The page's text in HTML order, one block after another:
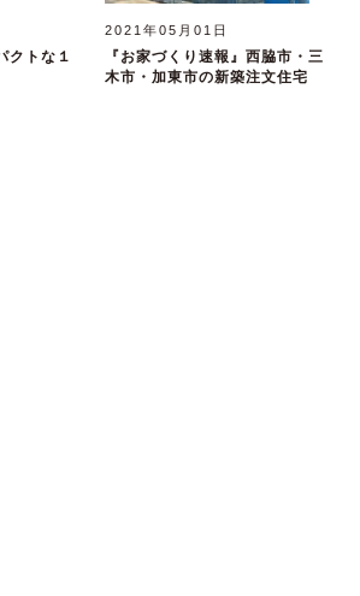
クトな１
2021年05月01日
『お家づくり速報』西脇市・三
木市・加東市の新築注文住宅